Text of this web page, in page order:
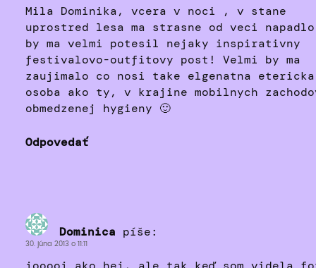
Mila Dominika, vcera v noci , v stane
uprostred lesa ma strasne od veci
by ma velmi potesil nejaky inspirativny
festivalovo-outfitovy post! Velmi by ma
zaujimalo co nosi take elgenatna etericka
osoba ako ty, v krajine mobilnych
obmedzenej hygieny 🙂
Odpovedať
Dominica píše:
30. júna 2013 o 11:11